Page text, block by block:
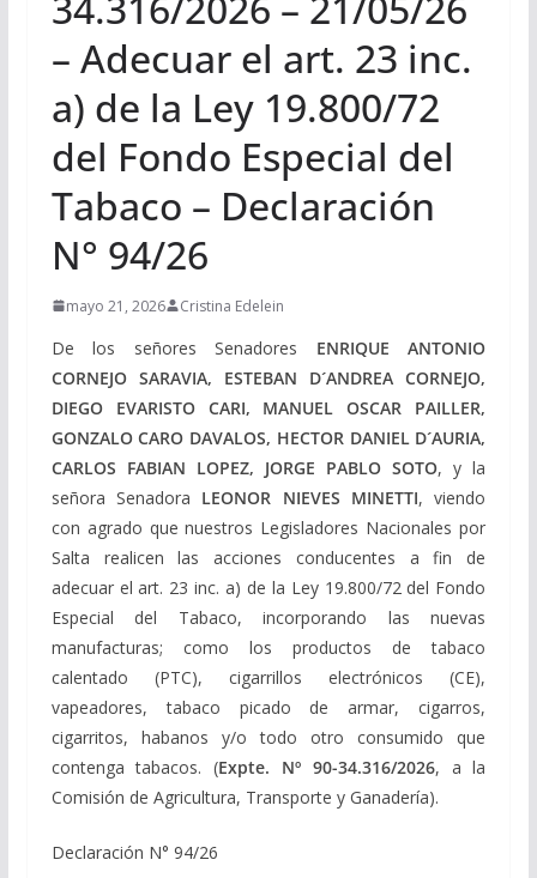
– Adecuar el art. 23 inc.
a) de la Ley 19.800/72
del Fondo Especial del
Tabaco – Declaración
N° 94/26
mayo 21, 2026 Cristina Edelein
De los señores Senadores ENRIQUE ANTONIO
CORNEJO SARAVIA, ESTEBAN D´ANDREA CORNEJO,
DIEGO EVARISTO CARI, MANUEL OSCAR PAILLER,
GONZALO CARO DAVALOS, HECTOR DANIEL D´AURIA,
CARLOS FABIAN LOPEZ, JORGE PABLO SOTO, y la
señora Senadora LEONOR NIEVES MINETTI, viendo
con agrado que nuestros Legisladores Nacionales por
Salta realicen las acciones conducentes a fin de
adecuar el art. 23 inc. a) de la Ley 19.800/72 del Fondo
Especial del Tabaco, incorporando las nuevas
manufacturas; como los productos de tabaco
calentado (PTC), cigarrillos electrónicos (CE),
vapeadores, tabaco picado de armar, cigarros,
cigarritos, habanos y/o todo otro consumido que
contenga tabacos. (Expte. Nº 90-34.316/2026, a la
Comisión de Agricultura, Transporte y Ganadería).
Declaración N° 94/26